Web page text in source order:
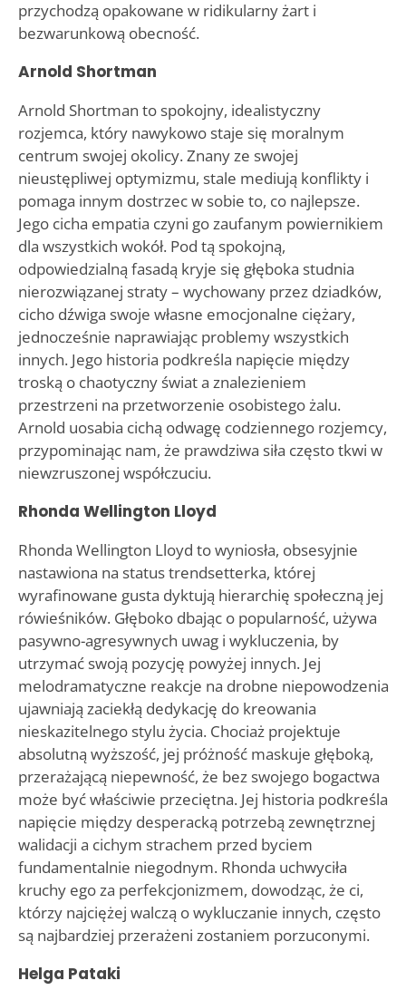
przychodzą opakowane w ridikularny żart i
bezwarunkową obecność.
Arnold Shortman
Arnold Shortman to spokojny, idealistyczny
rozjemca, który nawykowo staje się moralnym
centrum swojej okolicy. Znany ze swojej
nieustępliwej optymizmu, stale mediują konflikty i
pomaga innym dostrzec w sobie to, co najlepsze.
Jego cicha empatia czyni go zaufanym powiernikiem
dla wszystkich wokół. Pod tą spokojną,
odpowiedzialną fasadą kryje się głęboka studnia
nierozwiązanej straty – wychowany przez dziadków,
cicho dźwiga swoje własne emocjonalne ciężary,
jednocześnie naprawiając problemy wszystkich
innych. Jego historia podkreśla napięcie między
troską o chaotyczny świat a znalezieniem
przestrzeni na przetworzenie osobistego żalu.
Arnold uosabia cichą odwagę codziennego rozjemcy,
przypominając nam, że prawdziwa siła często tkwi w
niewzruszonej współczuciu.
Rhonda Wellington Lloyd
Rhonda Wellington Lloyd to wyniosła, obsesyjnie
nastawiona na status trendsetterka, której
wyrafinowane gusta dyktują hierarchię społeczną jej
rówieśników. Głęboko dbając o popularność, używa
pasywno-agresywnych uwag i wykluczenia, by
utrzymać swoją pozycję powyżej innych. Jej
melodramatyczne reakcje na drobne niepowodzenia
ujawniają zaciekłą dedykację do kreowania
nieskazitelnego stylu życia. Chociaż projektuje
absolutną wyższość, jej próżność maskuje głęboką,
przerażającą niepewność, że bez swojego bogactwa
może być właściwie przeciętna. Jej historia podkreśla
napięcie między desperacką potrzebą zewnętrznej
walidacji a cichym strachem przed byciem
fundamentalnie niegodnym. Rhonda uchwyciła
kruchy ego za perfekcjonizmem, dowodząc, że ci,
którzy najciężej walczą o wykluczanie innych, często
są najbardziej przerażeni zostaniem porzuconymi.
Helga Pataki